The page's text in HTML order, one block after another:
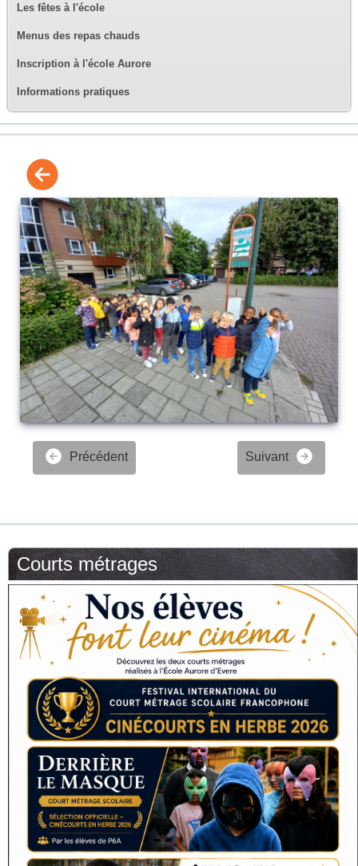
Les fêtes à l'école
Menus des repas chauds
Inscription à l'école Aurore
Informations pratiques
Précédent Suivant
Courts métrages